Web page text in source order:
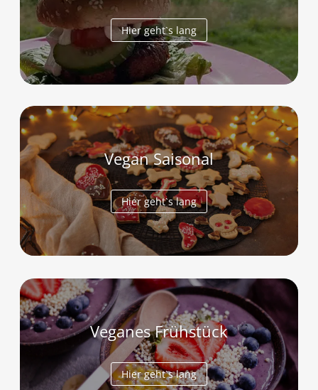
Hier geht`s lang
Vegan Saisonal
Hier geht`s lang
Veganes Frühstück
Hier geht`s lang